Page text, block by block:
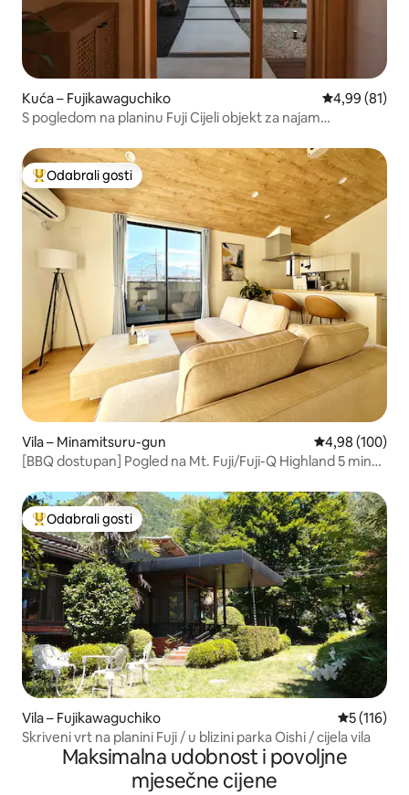
Kuća – Fujikawaguchiko Prosječna
4,99 (81)
S pogledom na planinu Fuji Cijeli objekt za najam
moderno i japansko | Do parka uz jezero U pješačkoj
udaljenosti
Među najviše rangiranima s oznakom „Odabrali gosti”
Odabrali gosti
Vila – Minamitsuru-gun Prosječna
4,98 (100)
[BBQ dostupan] Pogled na Mt. Fuji/Fuji-Q Highland 5 min
Među najviše rangiranima s oznakom „Odabrali gosti”
Odabrali gosti
Vila – Fujikawaguchiko Prosječna
5 (116)
Skriveni vrt na planini Fuji / u blizini parka Oishi / cijela vila
Maksimalna udobnost i povoljne
mjesečne cijene